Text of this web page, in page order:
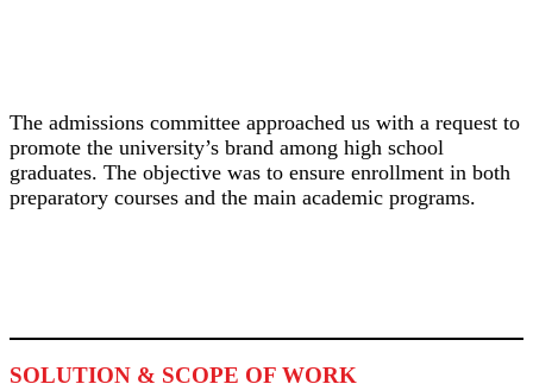
The admissions committee approached us with a request to
promote the university’s brand among high school
graduates. The objective was to ensure enrollment in both
preparatory courses and the main academic programs.
SOLUTION & SCOPE OF WORK